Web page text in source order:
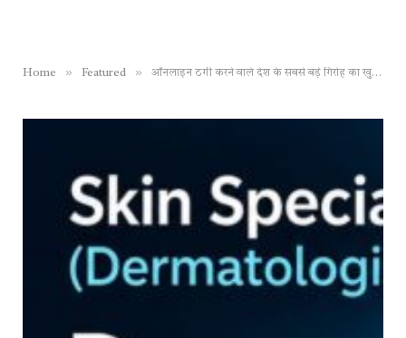
Home » Featured » ऑनलाइन ठगी करने वाले देश के सबसे बड़े गिरोह का खुलासा, 13 युवतियों समेत 20 लोग गिरफ्तार